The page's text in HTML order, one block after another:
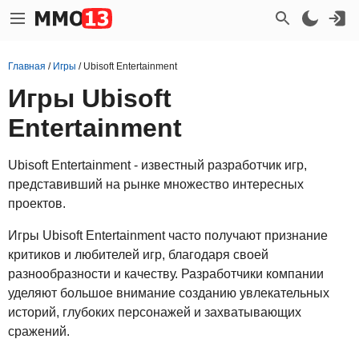
Главная / Игры / Ubisoft Entertainment
Игры Ubisoft
Entertainment
Ubisoft Entertainment - известный разработчик игр,
представивший на рынке множество интересных
проектов.
Игры Ubisoft Entertainment часто получают признание
критиков и любителей игр, благодаря своей
разнообразности и качеству. Разработчики компании
уделяют большое внимание созданию увлекательных
историй, глубоких персонажей и захватывающих
сражений.